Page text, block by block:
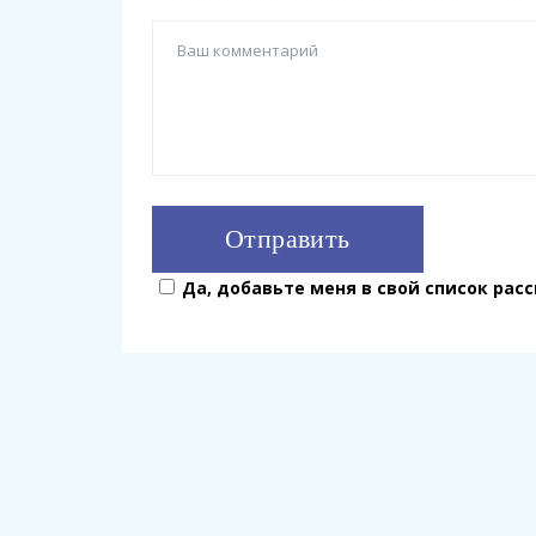
Да, добавьте меня в свой список